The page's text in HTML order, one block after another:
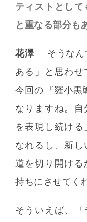
ティストとし
と重なる部分も
花澤
そうな
ある」と思わ
今回の『羅小黒
なりますね。
を表現し続け
なれるし、新し
道を切り開ける
持ちにさせてく
そういえば、